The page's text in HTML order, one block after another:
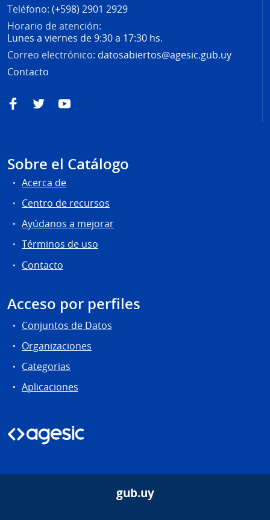
Teléfono: (+598) 2901 2929
Horario de atención:
Lunes a viernes de 9:30 a 17:30 hs.
Correo electrónico: datosabiertos@agesic.gub.uy
Contacto
FacebookTwitterYouTube
Sobre el Catálogo
Acerca de
Centro de recursos
Ayúdanos a mejorar
Términos de uso
Contacto
Acceso por perfiles
Conjuntos de Datos
Organizaciones
Categorias
Aplicaciones
gub.uy